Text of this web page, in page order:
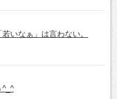
いなぁ」は言わない。
^_^